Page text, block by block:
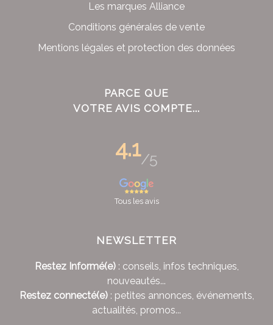
Les marques Alliance
Conditions générales de vente
Mentions légales et protection des données
PARCE QUE
VOTRE AVIS COMPTE...
4.1/5
Tous les avis
NEWSLETTER
Restez Informé(e): conseils, infos techniques,
nouveautés...
Restez connecté(e): petites annonces, événements,
actualités, promos...